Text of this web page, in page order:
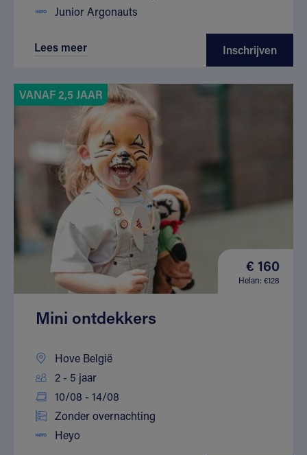
Junior Argonauts
Lees meer Inschrijven
VANAF 2,5 JAAR
€ 160
Helan: €128
Mini ontdekkers
Hove België
2 - 5 jaar
10/08 - 14/08
Zonder overnachting
Heyo